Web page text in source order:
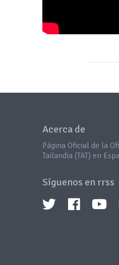
Acerca de
Página Oficial de la
Tailandia (TAT) en
Síguenos en rrss